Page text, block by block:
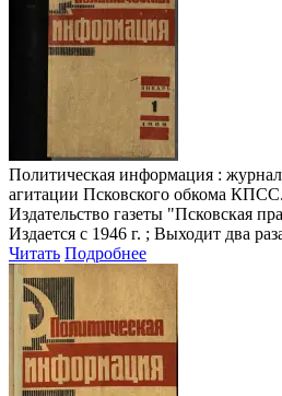
Политическая информация :
агитации Псковского обкома
Издательство газеты "Псковская
Издается с 1946 г. ; Выходит два
Читать Подробнее